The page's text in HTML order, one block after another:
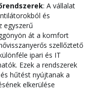
: A vállalat
és
egyszerű
át a komfort
szellőztető
ipari és IT
Ezek a rendszerek
hűtést nyújtanak a
elkerülése